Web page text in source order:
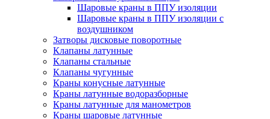
Шаровые краны в ППУ изоляции
Шаровые краны в ППУ изоляции с
воздушником
Затворы дисковые поворотные
Клапаны латунные
Клапаны стальные
Клапаны чугунные
Краны конусные латунные
Краны латунные водоразборные
Краны латунные для манометров
Краны шаровые латунные